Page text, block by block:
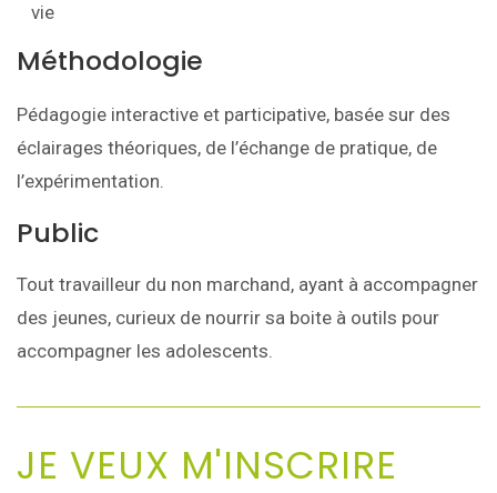
vie
Méthodologie
Pédagogie interactive et participative, basée sur des
éclairages théoriques, de l’échange de pratique, de
l’expérimentation.
Public
Tout travailleur du non marchand, ayant à accompagner
des jeunes, curieux de nourrir sa boite à outils pour
accompagner les adolescents.
JE VEUX M'INSCRIRE